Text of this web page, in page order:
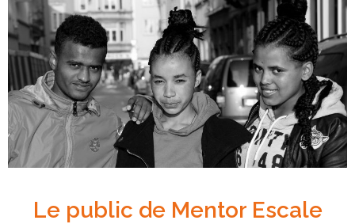
Le public de Mentor Escale